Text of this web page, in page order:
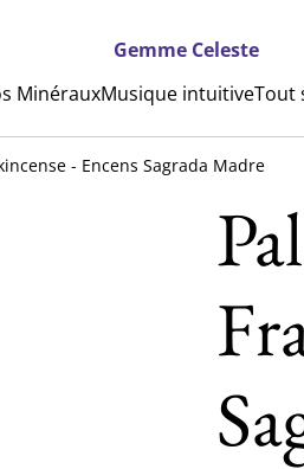
Gemme Celeste
MinérauxMusique intuitiveTout
- Encens Sagrada Madre